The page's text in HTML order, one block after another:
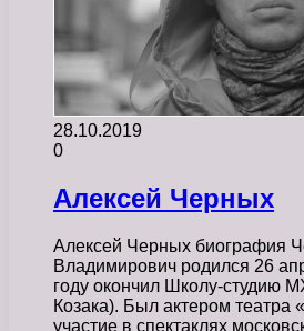
28.10.2019
0
Алексей Черных
Алексей Черных биография
Владимирович родился 26
году окончил Школу-студию
Козака). Был актером театра
участие в спектаклях